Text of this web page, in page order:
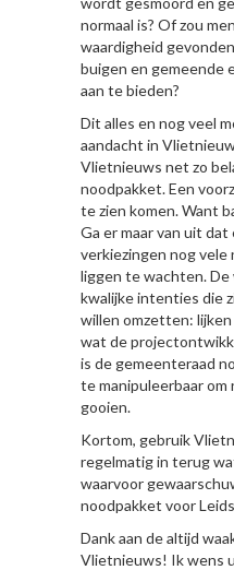
normaal is? Of zou
waardigheid
buigen en gemeende
aan te bieden?
Dit alles en nog veel
aandacht in
Vlietnieuws net zo
noodpakket. Een
te zien komen. Want
Ga er maar van uit
verkiezingen nog vele
liggen te wachten.
kwalijke intenties die
willen omzetten:
wat de
is de gemeenteraad
te manipuleerbaar
gooien.
Kortom, gebruik
regelmatig in terug
waarvoor
noodpakket voor
Dank aan de altijd
Vlietnieuws! Ik wens